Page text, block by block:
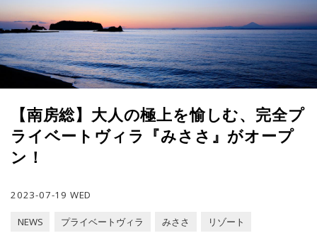
【南房総】大人の極上を愉しむ、完全プ
ライベートヴィラ『みささ』がオープ
ン！
2023-07-19 WED
NEWS プライベートヴィラ みささ リゾート